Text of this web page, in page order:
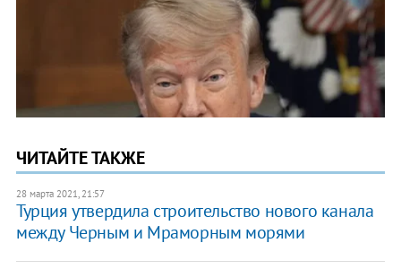
ЧИТАЙТЕ ТАКЖЕ
28 марта 2021, 21:57
Турция утвердила строительство нового канала
между Черным и Мраморным морями